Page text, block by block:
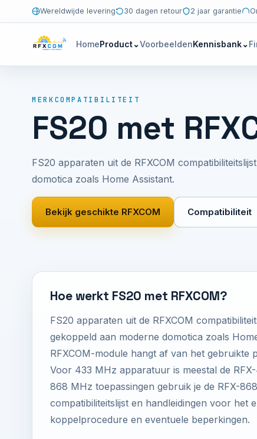
Wereldwijde levering 30 dagen retour 2 jaar garantie
HomeProduct⌄VoorbeeldenKennisbank⌄
MERKCOMPATIBILITEIT
FS20 met
FS20 apparaten uit de RFXCOM
domotica zoals Home Assistant.
Bekijk geschikte RFXCOM Compatibiliteit
Hoe werkt FS20 met RFXCOM?
FS20 apparaten uit de RFXCOM
gekoppeld aan moderne domotica zoals
RFXCOM-module hangt af van het gebruikte
Voor 433 MHz apparatuur is meestal de
868 MHz toepassingen gebruik je de RFX-
compatibiliteitslijst en handleidingen voor het
koppelprocedure en eventuele beperkingen.